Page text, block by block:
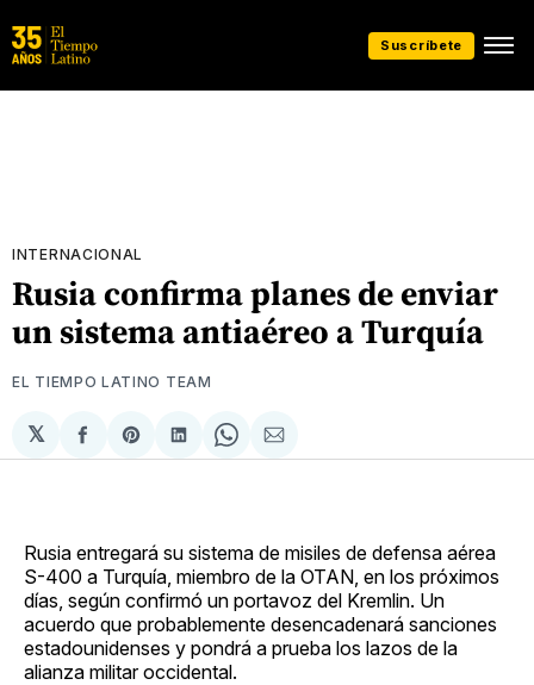
Suscríbete
INTERNACIONAL
Rusia confirma planes de enviar
un sistema antiaéreo a Turquía
EL TIEMPO LATINO TEAM
𝕏
Compartir
en
Share
on
Compartir
en
Share
on
Compartir
via
Rusia entregará su sistema de misiles de defensa aérea
S-400 a Turquía, miembro de la OTAN, en los próximos
días, según confirmó un portavoz del Kremlin. Un
acuerdo que probablemente desencadenará sanciones
estadounidenses y pondrá a prueba los lazos de la
alianza militar occidental.